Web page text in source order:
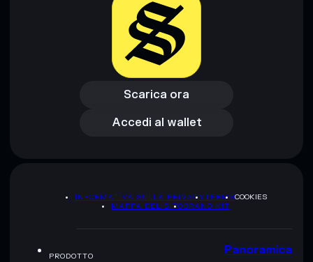
Scarica ora
Scarica ora
Accedi al wallet
Accedi al wallet
INFORMATIVA SULLA PRIVACYTERMSCOOKIES
MAPPA DEL SITOBRAND KIT
PRODOTTO Panoramica